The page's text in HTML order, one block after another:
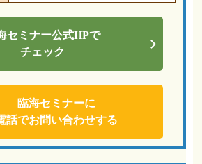
セミナー公式HPで
チェック
臨海セミナーに
話でお問い合わせする